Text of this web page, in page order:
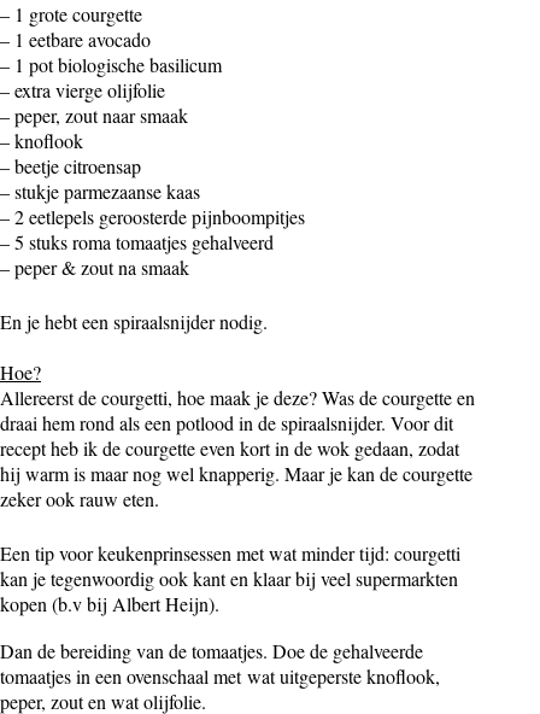
– 1 grote courgette
– 1 eetbare avocado
– 1 pot biologische basilicum
– extra vierge olijfolie
– peper, zout naar smaak
– knoflook
– beetje citroensap
– stukje parmezaanse kaas
– 2 eetlepels geroosterde pijnboompitjes
– 5 stuks roma tomaatjes gehalveerd
– peper & zout na smaak
En je hebt een spiraalsnijder nodig.
Hoe?
Allereerst de courgetti, hoe maak je deze?Was de courgette en
draai hem rond als een potlood in de spiraalsnijder. Voor dit
recept heb ik de courgette even kort in de wok gedaan, zodat
hij warm is maar nog wel knapperig. Maar je kan de courgette
zeker ook rauw eten.
Een tip voor keukenprinsessen met wat minder tijd: courgetti
kan je tegenwoordig ook kant en klaar bij veel supermarkten
kopen (b.v bij Albert Heijn).
Dan de bereiding van de tomaatjes. Doe de gehalveerde
tomaatjes in een ovenschaal met wat uitgeperste knoflook,
peper, zout en wat olijfolie.